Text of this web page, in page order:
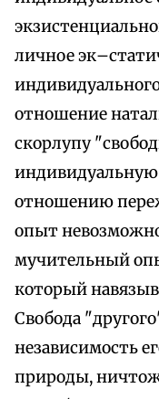
личное
отношение
скорлупу
отношению
опыт
мучительный
который
Свобода
независимость
природы,